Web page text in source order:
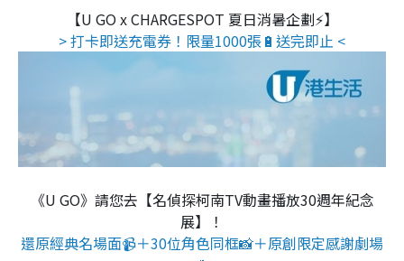
【U GO x CHARGESPOT 夏日消暑企劃⚡】
> 打卡即送充電券！限量1000張🔋送完即止 <
《U GO》請您去【名偵探柯南TV動畫播放30週年紀念
展】！
還原經典名場面📹＋30位角色同框📸＋原創限定感謝劇場